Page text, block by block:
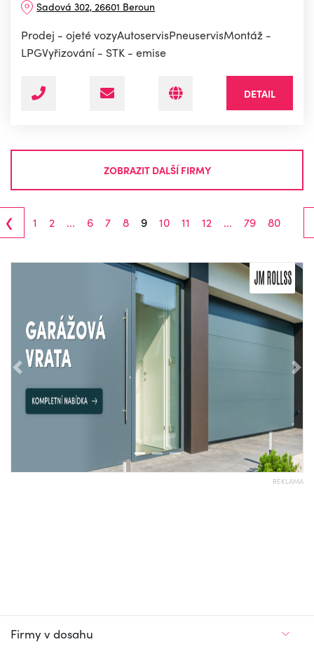
Sadová 302, 26601 Beroun
Prodej - ojeté vozyAutoservisPneuservisMontáž -
LPGVyřizování - STK - emise
DETAIL
ZOBRAZIT DALŠÍ FIRMY
‹ 1 2 ... 6 7 8 9 10 11 12 ... 79 80
Předchozí
REKLAMA
Firmy v dosahu